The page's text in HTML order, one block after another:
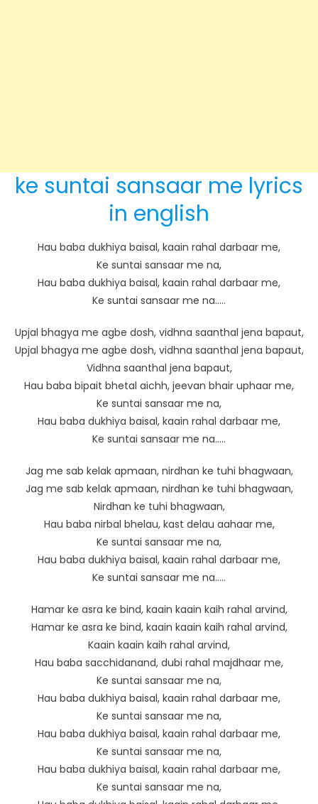
ke suntai sansaar me lyrics
in english
Hau baba dukhiya baisal, kaain rahal darbaar me,
Ke suntai sansaar me na,
Hau baba dukhiya baisal, kaain rahal darbaar me,
Ke suntai sansaar me na…..
Upjal bhagya me agbe dosh, vidhna saanthal jena bapaut,
Upjal bhagya me agbe dosh, vidhna saanthal jena bapaut,
Vidhna saanthal jena bapaut,
Hau baba bipait bhetal aichh, jeevan bhair uphaar me,
Ke suntai sansaar me na,
Hau baba dukhiya baisal, kaain rahal darbaar me,
Ke suntai sansaar me na…..
Jag me sab kelak apmaan, nirdhan ke tuhi bhagwaan,
Jag me sab kelak apmaan, nirdhan ke tuhi bhagwaan,
Nirdhan ke tuhi bhagwaan,
Hau baba nirbal bhelau, kast delau aahaar me,
Ke suntai sansaar me na,
Hau baba dukhiya baisal, kaain rahal darbaar me,
Ke suntai sansaar me na…..
Hamar ke asra ke bind, kaain kaain kaih rahal arvind,
Hamar ke asra ke bind, kaain kaain kaih rahal arvind,
Kaain kaain kaih rahal arvind,
Hau baba sacchidanand, dubi rahal majdhaar me,
Ke suntai sansaar me na,
Hau baba dukhiya baisal, kaain rahal darbaar me,
Ke suntai sansaar me na,
Hau baba dukhiya baisal, kaain rahal darbaar me,
Ke suntai sansaar me na,
Hau baba dukhiya baisal, kaain rahal darbaar me,
Ke suntai sansaar me na,